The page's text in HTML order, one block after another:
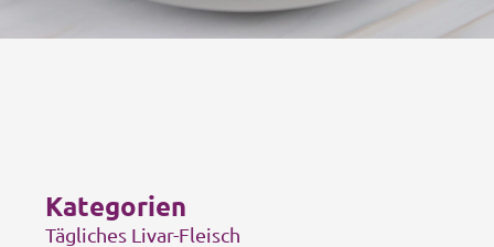
Kategorien
Tägliches Livar-Fleisch